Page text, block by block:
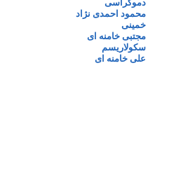
دموکراسی
محمود احمدی نژاد
خمینی
مجتبی خامنه ای
سکولاریسم
علی خامنه ای